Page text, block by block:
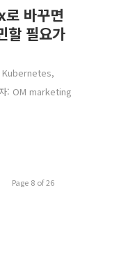
바꾸면
할 필요가
Kubernetes,
: OM marketing
Page 8 of 26